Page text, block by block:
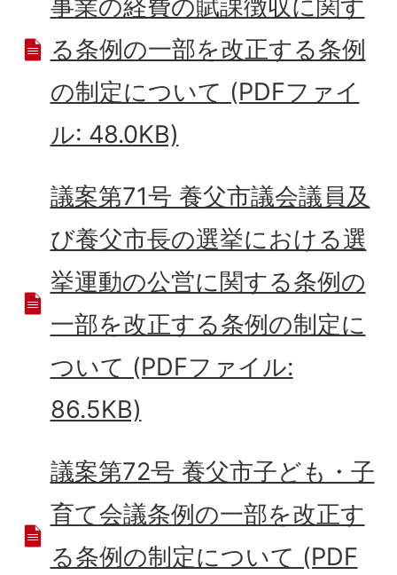
事業の経費の賦課徴収に関す
る条例の一部を改正する条例
の制定について (PDFファイ
ル: 48.0KB)
議案第71号 養父市議会議員及
び養父市長の選挙における選
挙運動の公営に関する条例の
一部を改正する条例の制定に
ついて (PDFファイル:
86.5KB)
議案第72号 養父市子ども・子
育て会議条例の一部を改正す
る条例の制定について (PDF